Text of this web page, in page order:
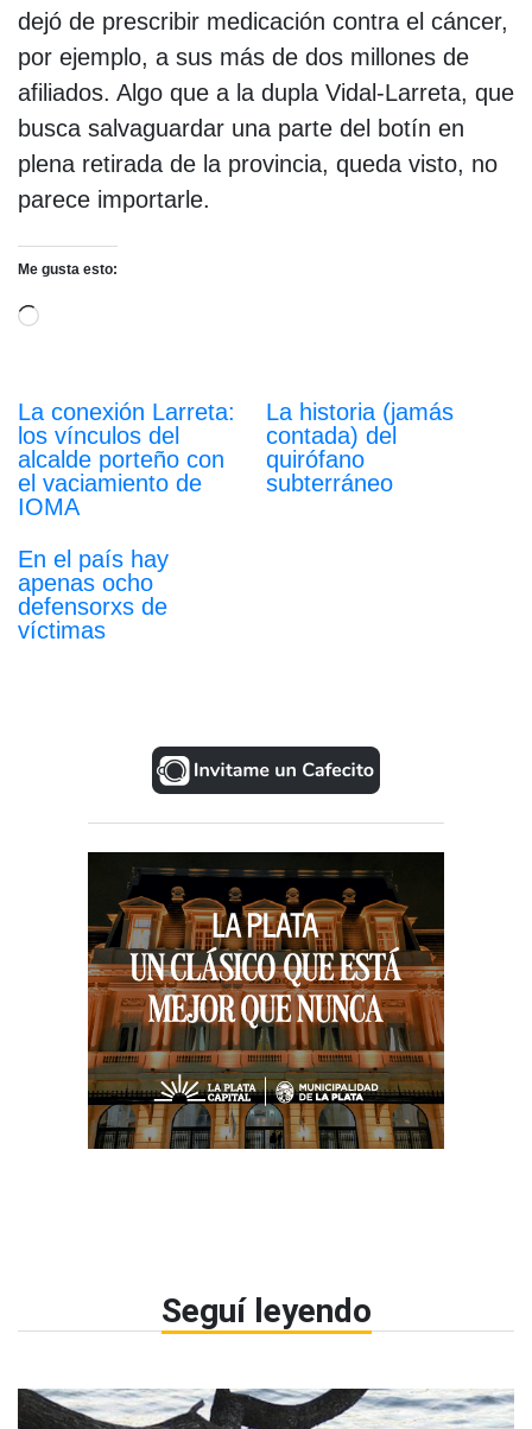
dejó de prescribir medicación contra el cáncer,
por ejemplo, a sus más de dos millones de
afiliados. Algo que a la dupla Vidal-Larreta, que
busca salvaguardar una parte del botín en
plena retirada de la provincia, queda visto, no
parece importarle.
Me gusta esto:
Cargando...
La conexión Larreta:
los vínculos del
alcalde porteño con
el vaciamiento de
IOMA
La historia (jamás
contada) del
quirófano
subterráneo
En el país hay
apenas ocho
defensorxs de
víctimas
Seguí leyendo